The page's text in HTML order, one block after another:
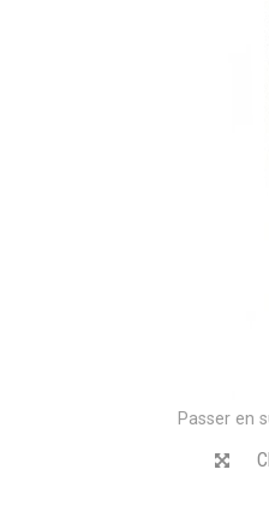
Passer en